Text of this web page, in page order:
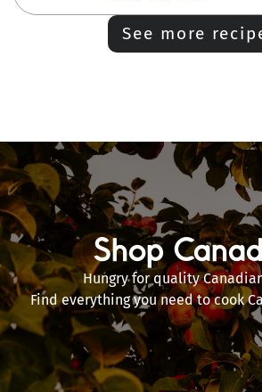
See more
Shop
Hungry for quality
Find everything you need to cook